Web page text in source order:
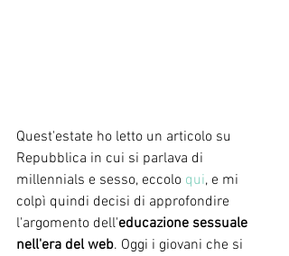
Quest'estate ho letto un articolo su
Repubblica in cui si parlava di
millennials e sesso, eccolo qui, e mi
colpì quindi decisi di approfondire
l'argomento dell'educazione sessuale
nell'era del web. Oggi i giovani che si